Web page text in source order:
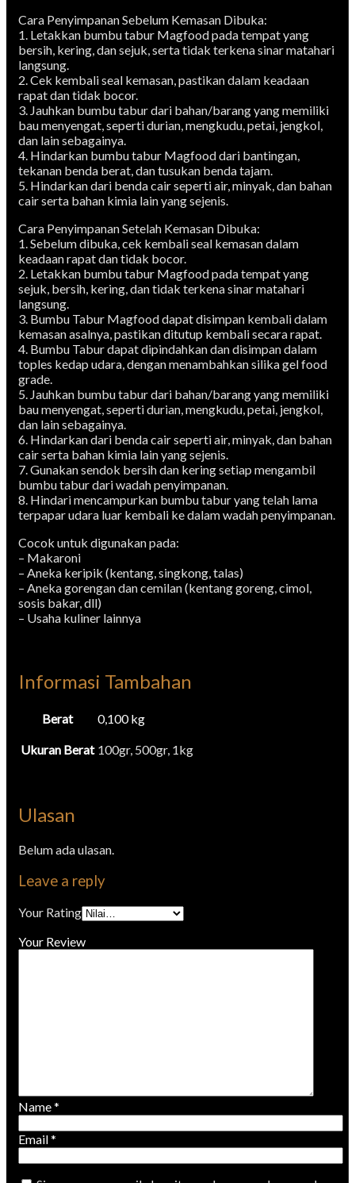
Cara Penyimpanan Sebelum Kemasan Dibuka:
1. Letakkan bumbu tabur Magfood pada tempat yang
bersih, kering, dan sejuk, serta tidak terkena sinar matahari
langsung.
2. Cek kembali seal kemasan, pastikan dalam keadaan
rapat dan tidak bocor.
3. Jauhkan bumbu tabur dari bahan/barang yang memiliki
bau menyengat, seperti durian, mengkudu, petai, jengkol,
dan lain sebagainya.
4. Hindarkan bumbu tabur Magfood dari bantingan,
tekanan benda berat, dan tusukan benda tajam.
5. Hindarkan dari benda cair seperti air, minyak, dan bahan
cair serta bahan kimia lain yang sejenis.
Cara Penyimpanan Setelah Kemasan Dibuka:
1. Sebelum dibuka, cek kembali seal kemasan dalam
keadaan rapat dan tidak bocor.
2. Letakkan bumbu tabur Magfood pada tempat yang
sejuk, bersih, kering, dan tidak terkena sinar matahari
langsung.
3. Bumbu Tabur Magfood dapat disimpan kembali dalam
kemasan asalnya, pastikan ditutup kembali secara rapat.
4. Bumbu Tabur dapat dipindahkan dan disimpan dalam
toples kedap udara, dengan menambahkan silika gel food
grade.
5. Jauhkan bumbu tabur dari bahan/barang yang memiliki
bau menyengat, seperti durian, mengkudu, petai, jengkol,
dan lain sebagainya.
6. Hindarkan dari benda cair seperti air, minyak, dan bahan
cair serta bahan kimia lain yang sejenis.
7. Gunakan sendok bersih dan kering setiap mengambil
bumbu tabur dari wadah penyimpanan.
8. Hindari mencampurkan bumbu tabur yang telah lama
terpapar udara luar kembali ke dalam wadah penyimpanan.
Cocok untuk digunakan pada:
– Makaroni
– Aneka keripik (kentang, singkong, talas)
– Aneka gorengan dan cemilan (kentang goreng, cimol,
sosis bakar, dll)
– Usaha kuliner lainnya
Informasi Tambahan
Berat 0,100 kg
Ukuran Berat 100gr, 500gr, 1kg
Ulasan
Belum ada ulasan.
Leave a reply
Your Rating
Your Review
Name*
Email*